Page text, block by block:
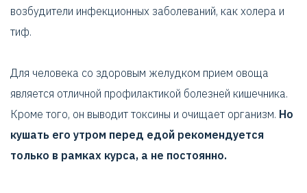
возбудители инфекционных заболеваний, как холера и
тиф.
Для человека со здоровым желудком прием овоща
является отличной профилактикой болезней кишечника.
Кроме того, он выводит токсины и очищает организм. Но
кушать его утром перед едой рекомендуется
только в рамках курса, а не постоянно.